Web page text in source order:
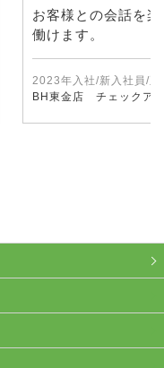
お客様との会話を
働けます。
2023年入社/新入社員/正
BH東金店 チェックア